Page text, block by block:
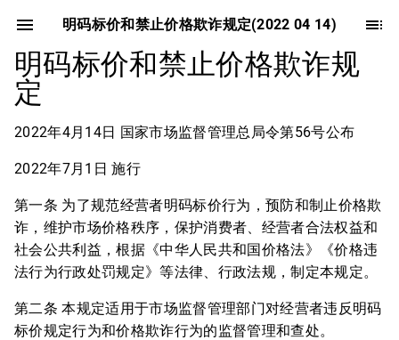
明码标价和禁止价格欺诈规定(2022 04 14)
明码标价和禁止价格欺诈规
定
2022年4月14日 国家市场监督管理总局令第56号公布
2022年7月1日 施行
第一条 为了规范经营者明码标价行为，预防和制止价格欺
诈，维护市场价格秩序，保护消费者、经营者合法权益和
社会公共利益，根据《中华人民共和国价格法》《价格违
法行为行政处罚规定》等法律、行政法规，制定本规定。
第二条 本规定适用于市场监督管理部门对经营者违反明码
标价规定行为和价格欺诈行为的监督管理和查处。